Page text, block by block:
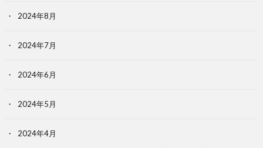
2024年8月
2024年7月
2024年6月
2024年5月
2024年4月